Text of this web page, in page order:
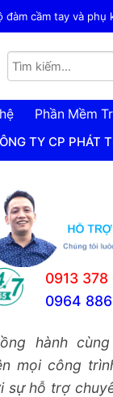
đàm cầm tay và phụ
Phần Mềm
TRIỂN
0913 378
0964
hành
mọi công
sự hỗ trợ